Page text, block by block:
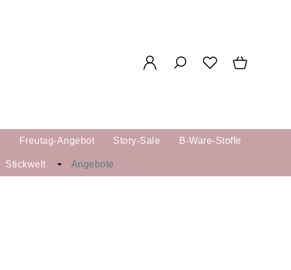
Freutag-Angebot Story-Sale B-Ware-Stoffe
Stickwelt Angebote